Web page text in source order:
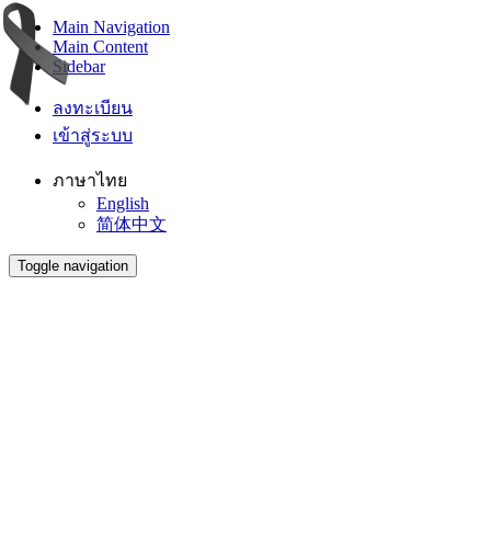
Main Navigation
Main Content
Sidebar
ลงทะเบียน
เข้าสู่ระบบ
ภาษาไทย
English
简体中文
Toggle navigation